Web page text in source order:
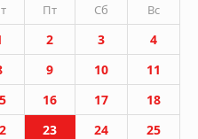
Пт Сб Вс
2 3
4
9 10
11
16 17
18
23 24
25